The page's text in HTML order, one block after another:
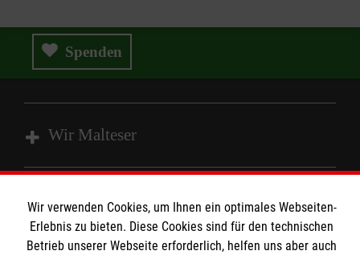
Spenden
Wir Malteser
Fachbereich Betriebssanitäter
Fachbereich Einsatzdienste / Katastrophenschutz
Informationen
Wir verwenden Cookies, um Ihnen ein optimales Webseiten-
Erlebnis zu bieten. Diese Cookies sind für den technischen
Betrieb unserer Webseite erforderlich, helfen uns aber auch